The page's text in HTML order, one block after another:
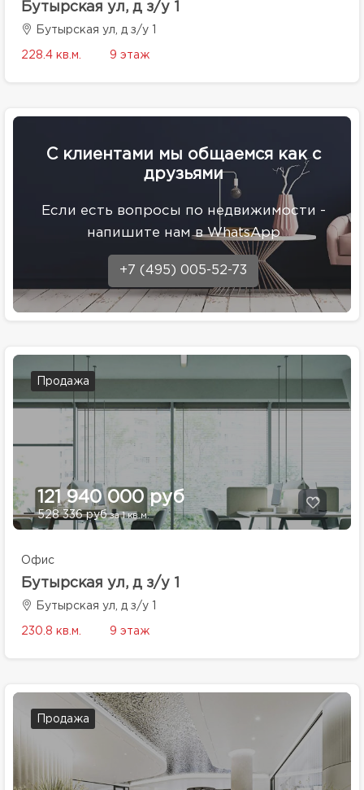
Бутырская ул, д з/у 1
Бутырская ул, д з/у 1
228.4 кв.м. 9 этаж
С клиентами мы общаемся как с
друзьями
Eсли есть вопросы по недвижимости -
напишите нам в WhatsApp
+7 (495) 005-52-73
Продажа
121 940 000 руб
528 336 рубза 1 кв.м.
Офис
Бутырская ул, д з/у 1
Бутырская ул, д з/у 1
230.8 кв.м. 9 этаж
Продажа